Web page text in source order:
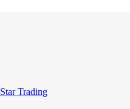
Star Trading